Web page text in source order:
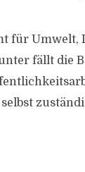
für
fällt die